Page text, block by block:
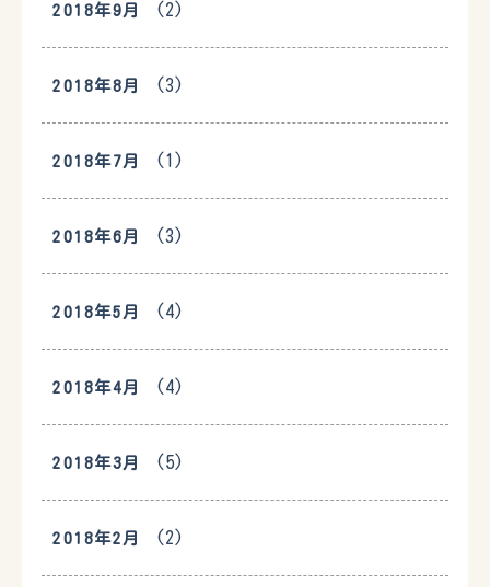
2018年9月 (2)
2018年8月 (3)
2018年7月 (1)
2018年6月 (3)
2018年5月 (4)
2018年4月 (4)
2018年3月 (5)
2018年2月 (2)